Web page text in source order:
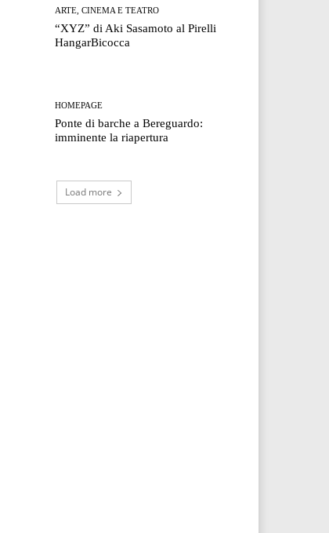
ARTE, CINEMA E TEATRO
“XYZ” di Aki Sasamoto al Pirelli
HangarBicocca
HOMEPAGE
Ponte di barche a Bereguardo:
imminente la riapertura
Load more